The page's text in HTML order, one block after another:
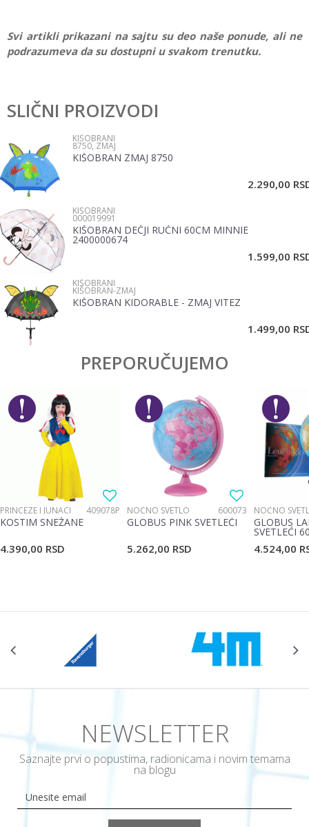
Svi artikli prikazani na sajtu su deo naše ponude, ali ne
podrazumeva da su dostupni u svakom trenutku.
Brend
Ime/Nadimak
Email
Poruka
SLIČNI PROIZVODI
KIŠOBRANI
8750, ZMAJ
KIŠOBRAN ZMAJ 8750
2.290,00
KIŠOBRANI
000019991
KIŠOBRAN DEČJI RUČNI 60CM MINNIE
2400000674
1.599,00
KIŠOBRANI
KIŠOBRAN-ZMAJ
KIŠOBRAN KIDORABLE - ZMAJ VITEZ
1.499,00
PREPORUČUJEMO
PRINCEZE I JUNACI 409078P
KOSTIM SNEŽANE
4.390,00 RSD
NOĆNO SVETLO 600073
GLOBUS PINK SVETLEĆI
5.262,00 RSD
NOĆNO
GLOBUS
SVETLEĆI
4.524,00
NEWSLETTER
Saznajte prvi o popustima, radionicama i novim temama
na blogu